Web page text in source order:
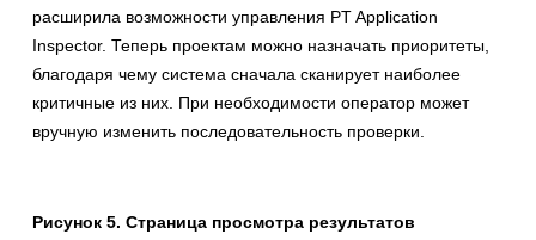
расширила возможности управления PT Application
Inspector. Теперь проектам можно назначать приоритеты,
благодаря чему система сначала сканирует наиболее
критичные из них. При необходимости оператор может
вручную изменить последовательность проверки.
Рисунок 5. Страница просмотра результатов